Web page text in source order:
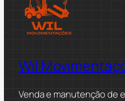
Wil
Venda e manutenção de